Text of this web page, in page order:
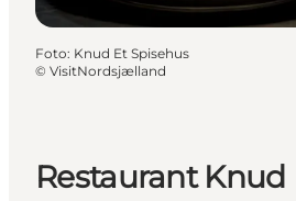
Foto: Knud Et Spisehus
© VisitNordsjælland
Restaurant Knud